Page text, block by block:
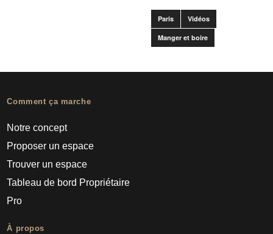
Paris Vidéos
Manger et boire
Comment ça marche
Notre concept
Proposer un espace
Trouver un espace
Tableau de bord Propriétaire
Pro
À propos